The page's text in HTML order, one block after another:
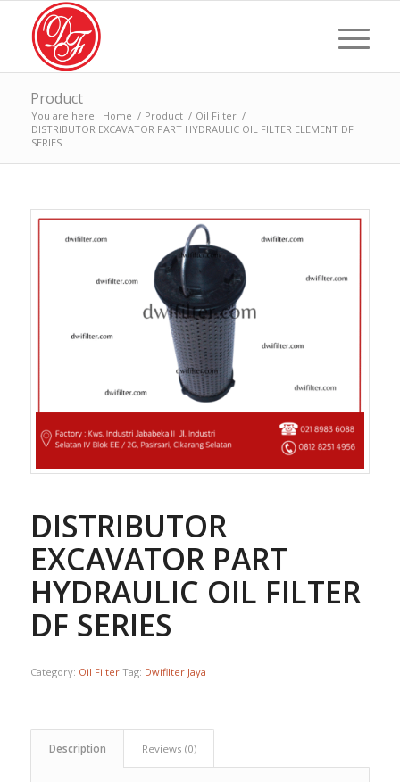
Product
You are here: Home / Product / Oil Filter /
DISTRIBUTOR EXCAVATOR PART HYDRAULIC OIL FILTER ELEMENT DF
SERIES
DISTRIBUTOR
EXCAVATOR PART
HYDRAULIC OIL FILTER
DF SERIES
Category: Oil Filter Tag: Dwifilter Jaya
Description Reviews (0)